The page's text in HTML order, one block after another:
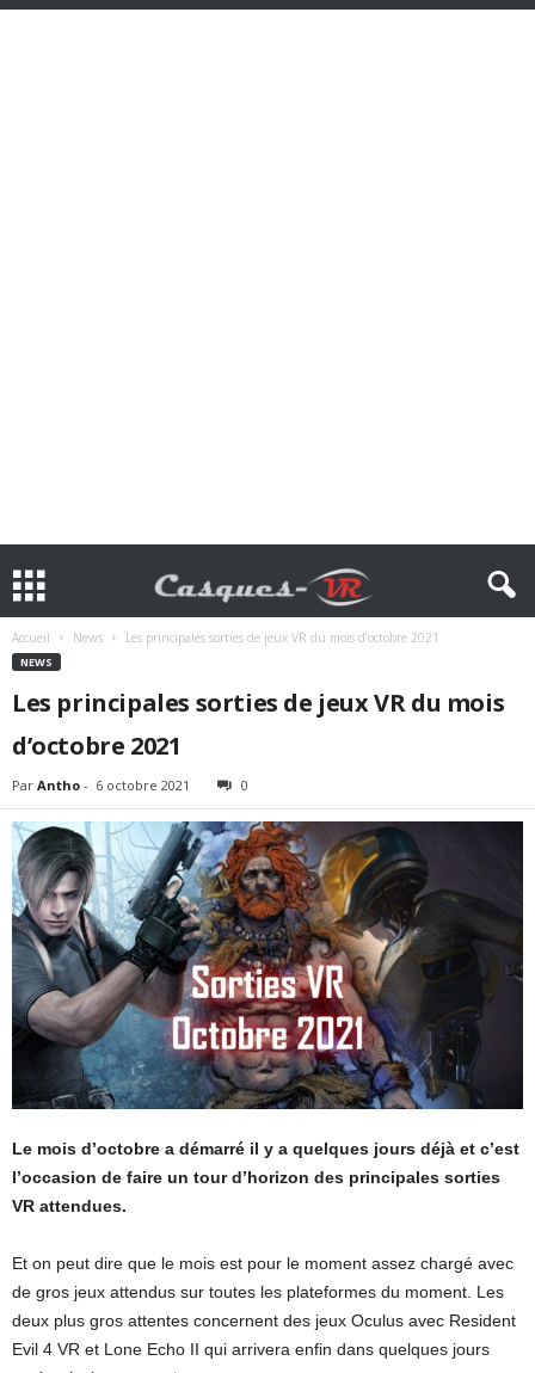
Accueil News Les principales sorties de jeux VR du mois d’octobre 2021
NEWS
Les principales sorties de jeux VR du mois
d’octobre 2021
Par Antho - 6 octobre 2021 0
Le mois d’octobre a démarré il y a quelques jours déjà et c’est
l’occasion de faire un tour d’horizon des principales sorties
VR attendues.
Et on peut dire que le mois est pour le moment assez chargé avec
de gros jeux attendus sur toutes les plateformes du moment. Les
deux plus gros attentes concernent des jeux Oculus avec Resident
Evil 4 VR et Lone Echo II qui arrivera enfin dans quelques jours